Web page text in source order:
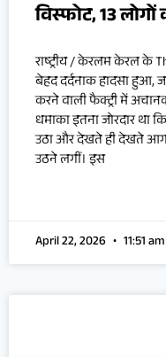
विस्फोट, 13
राष्ट्रीय / केरलम केरल के
बेहद दर्दनाक हादसा हुआ,
करने वाली फैक्ट्री में
धमाका इतना जोरदार था
उठा और देखते ही देखते
उठने लगीं। इस
April 22, 2026 11:51 am